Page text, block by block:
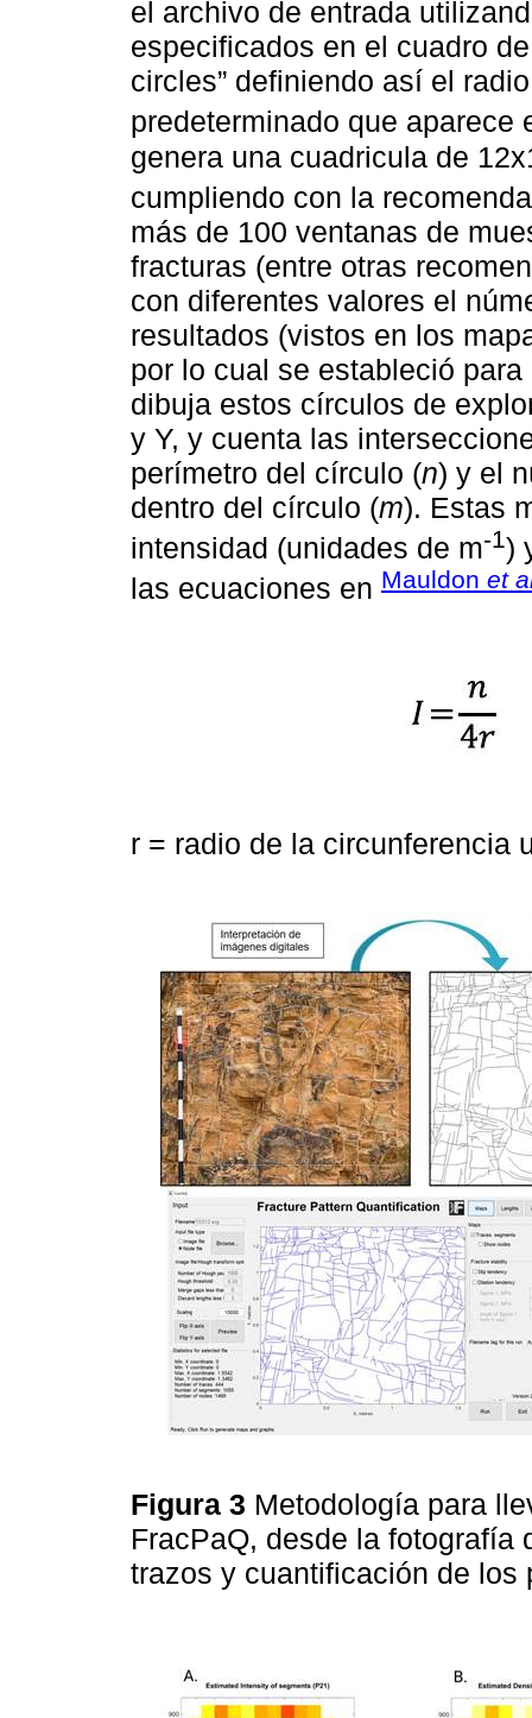
el archivo de entrada
especificados en el cuadro
circles” definiendo así el
predeterminado que aparece
genera una cuadricula de
cumpliendo con la
más de 100 ventanas de
fracturas (entre otras
con diferentes valores el
resultados (vistos en los
por lo cual se estableció
dibuja estos círculos de
y Y, y cuenta las
perímetro del círculo (n) y el
dentro del círculo (m). Estas
intensidad (unidades de m-1)
las ecuaciones en Mauldon et
r = radio de la circunferencia
Figura 3 Metodología para
FracPaQ, desde la
trazos y cuantificación de